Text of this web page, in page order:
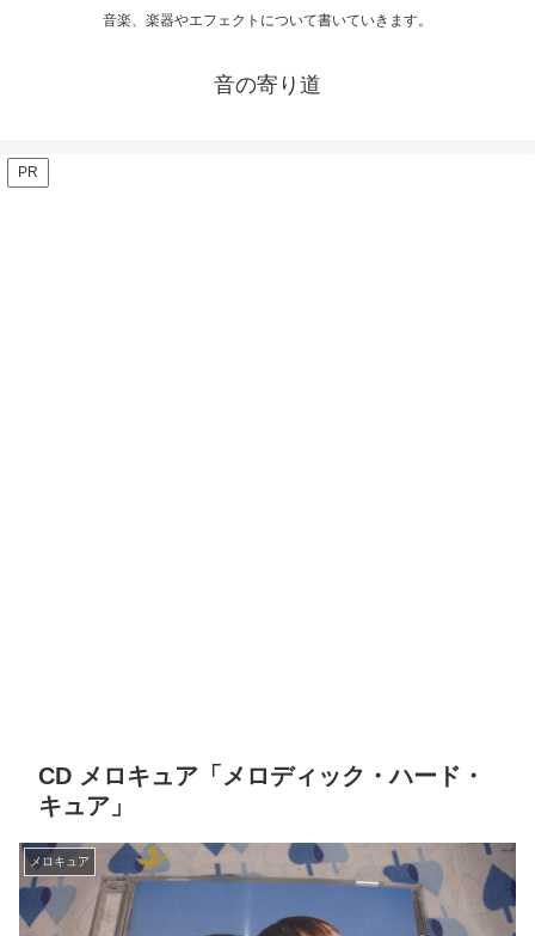
音楽、楽器やエフェクトについて書いていきます。
音の寄り道
PR
CD メロキュア「メロディック・ハード・
キュア」
メロキュア